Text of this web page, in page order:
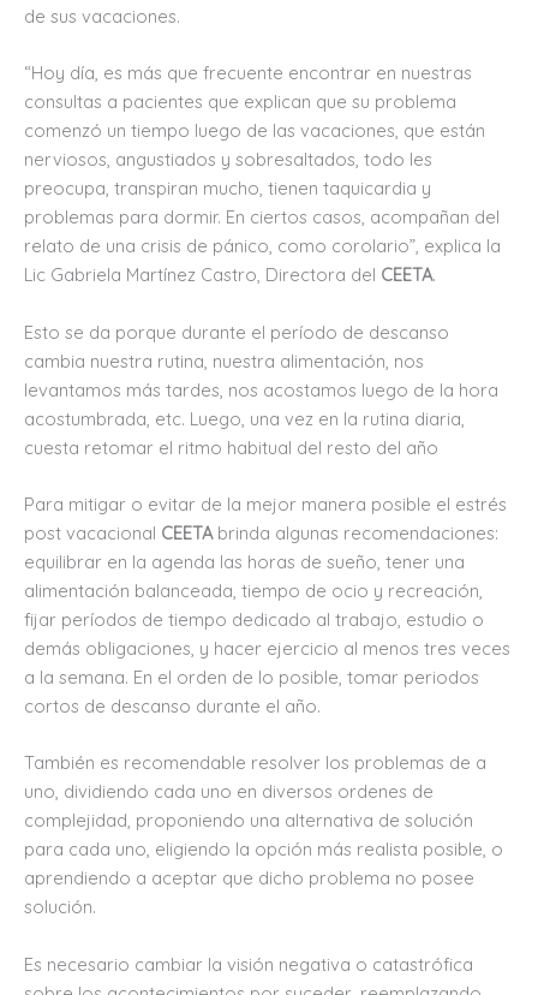
de sus vacaciones.
“Hoy día, es más que frecuente encontrar en nuestras
consultas a pacientes que explican que su problema
comenzó un tiempo luego de las vacaciones, que están
nerviosos, angustiados y sobresaltados, todo les
preocupa, transpiran mucho, tienen taquicardia y
problemas para dormir. En ciertos casos, acompañan del
relato de una crisis de pánico, como corolario”, explica la
Lic Gabriela Martínez Castro, Directora del CEETA.
Esto se da porque durante el período de descanso
cambia nuestra rutina, nuestra alimentación, nos
levantamos más tardes, nos acostamos luego de la hora
acostumbrada, etc. Luego, una vez en la rutina diaria,
cuesta retomar el ritmo habitual del resto del año
Para mitigar o evitar de la mejor manera posible el estrés
post vacacional CEETAbrinda algunas recomendaciones:
equilibrar en la agenda las horas de sueño, tener una
alimentación balanceada, tiempo de ocio y recreación,
fijar períodos de tiempo dedicado al trabajo, estudio o
demás obligaciones, y hacer ejercicio al menos tres veces
a la semana. En el orden de lo posible, tomar periodos
cortos de descanso durante el año.
También es recomendable resolver los problemas de a
uno, dividiendo cada uno en diversos ordenes de
complejidad, proponiendo una alternativa de solución
para cada uno, eligiendo la opción más realista posible, o
aprendiendo a aceptar que dicho problema no posee
solución.
Es necesario cambiar la visión negativa o catastrófica